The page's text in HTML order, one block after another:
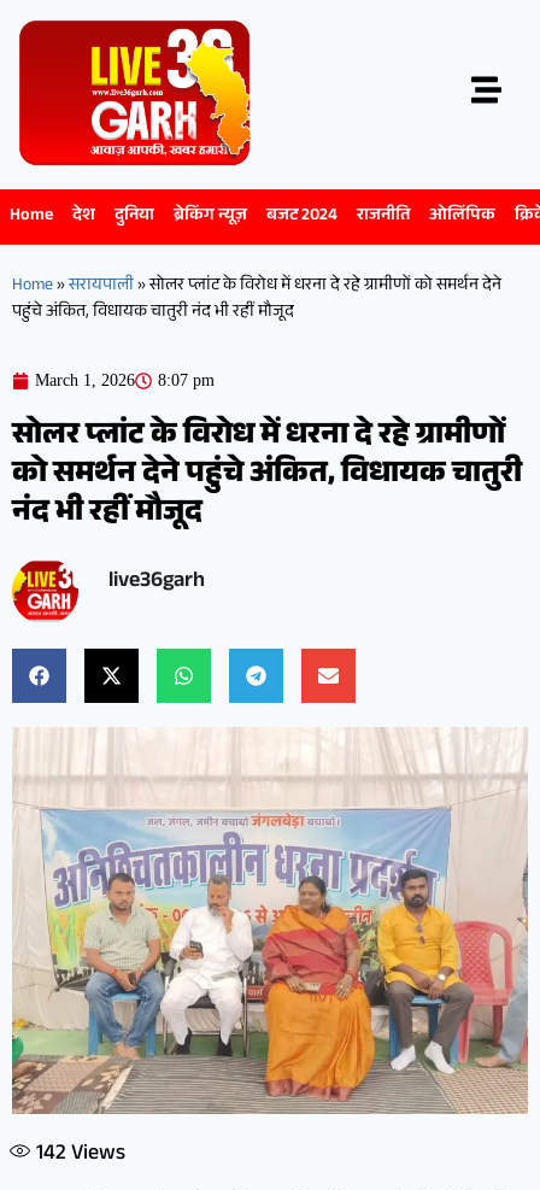
Home देश दुनिया ब्रेकिंग न्यूज़ बजट 2024 राजनीति ओलिंपिक
Home»सरायपाली»सोलर प्लांट के विरोध में धरना दे रहे ग्रामीणों को समर्थन देने
पहुंचे अंकित, विधायक चातुरी नंद भी रहीं मौजूद
March 1, 2026 8:07 pm
सोलर प्लांट के विरोध में धरना दे रहे ग्रामीणों
को समर्थन देने पहुंचे अंकित, विधायक चातुरी
नंद भी रहीं मौजूद
live36garh
142Views